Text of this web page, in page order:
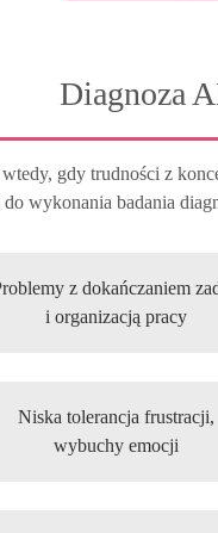
Diagnoza
gdy trudności z
do wykonania badania
z dokańczaniem
i organizacją pracy
Niska tolerancja frustracji,
wybuchy emocji